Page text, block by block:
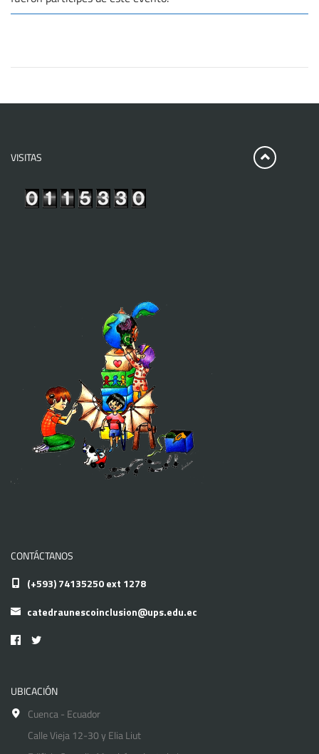
VISITAS
CONTÁCTANOS
(+593) 74135250 ext 1278
catedraunescoinclusion@ups.edu.ec
UBICACIÓN
Cuenca - Ecuador
Calle Vieja 12-30 y Elia Liut